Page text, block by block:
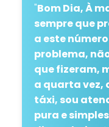
"Bom Dia, À
sempre que
a este
problema,
que fizeram,
a quarta vez,
táxi, sou
pura e